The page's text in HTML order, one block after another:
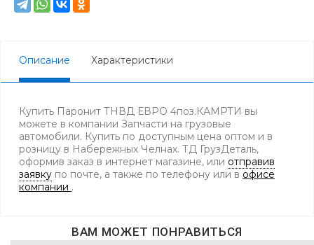
Описание Характеристики
Купить Паронит ТНВД ЕВРО 4поз.КАМРТИ вы
можете в компании Запчасти на грузовые
автомобили. Купить по доступным цена оптом и в
розницу в Набережных Челнах. ТД ГрузДеталь,
оформив заказ в интернет магазине, или отправив
заявку по почте, а также по телефону или в офисе
компании .
ВАМ МОЖЕТ ПОНРАВИТЬСЯ